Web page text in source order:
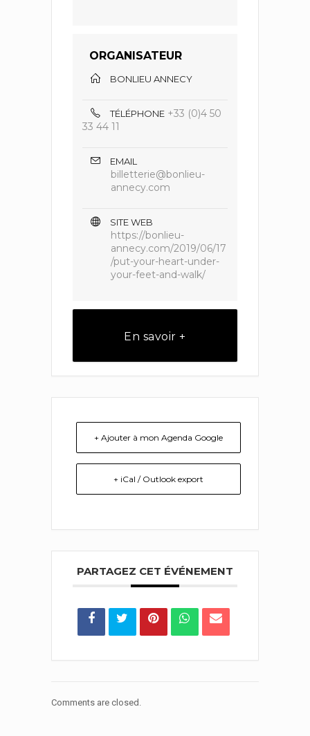
ORGANISATEUR
BONLIEU ANNECY
TÉLÉPHONE +33 (0)4 50
33 44 11
EMAIL
billetterie@bonlieu-
annecy.com
SITE WEB
https://bonlieu-
annecy.com/2019/06/17
/put-your-heart-under-
your-feet-and-walk/
En savoir +
+ Ajouter à mon Agenda Google
+ iCal / Outlook export
PARTAGEZ CET ÉVÉNEMENT
Comments are closed.